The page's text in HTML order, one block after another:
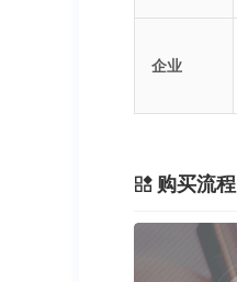
企业
购买流程